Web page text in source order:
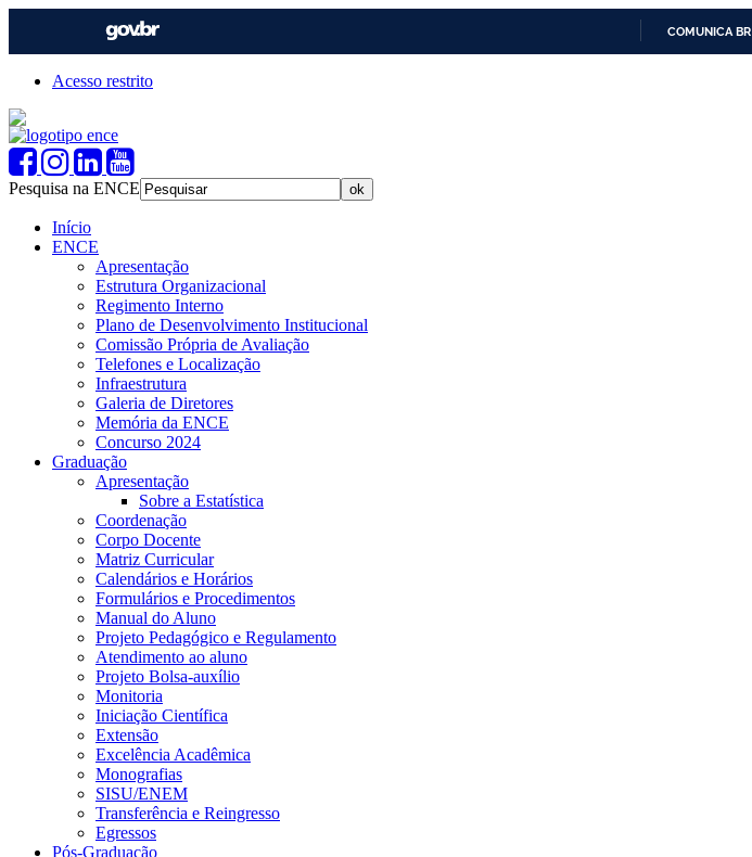
COMUNICA BR
Acesso restrito
Pesquisa na ENCE
Início
ENCE
Apresentação
Estrutura Organizacional
Regimento Interno
Plano de Desenvolvimento Institucional
Comissão Própria de Avaliação
Telefones e Localização
Infraestrutura
Galeria de Diretores
Memória da ENCE
Concurso 2024
Graduação
Apresentação
Sobre a Estatística
Coordenação
Corpo Docente
Matriz Curricular
Calendários e Horários
Formulários e Procedimentos
Manual do Aluno
Projeto Pedagógico e Regulamento
Atendimento ao aluno
Projeto Bolsa-auxílio
Monitoria
Iniciação Científica
Extensão
Excelência Acadêmica
Monografias
SISU/ENEM
Transferência e Reingresso
Egressos
Pós-Graduação